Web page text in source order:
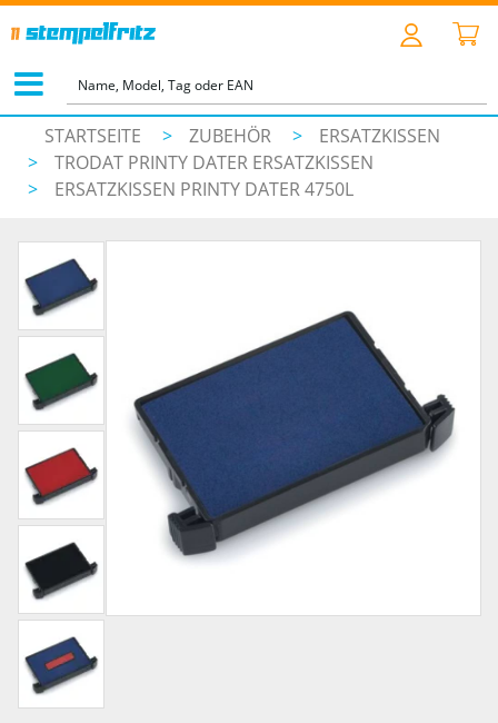
STARTSEITE > ZUBEHÖR >
ERSATZKISSEN
>
TRODAT PRINTY DATER ERSATZKISSEN
>
ERSATZKISSEN PRINTY DATER 4750L